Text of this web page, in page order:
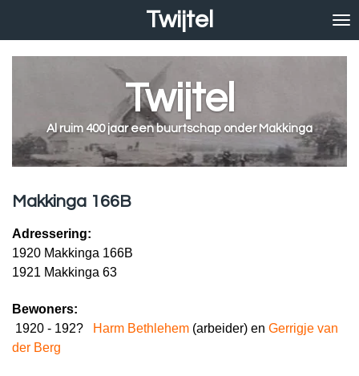
Twijtel
Twijtel
Al ruim 400 jaar een buurtschap onder Makkinga
Makkinga 166B
Adressering:
1920 Makkinga 166B
1921 Makkinga 63
Bewoners:
1920 - 192?
Harm Bethlehem (arbeider) en Gerrigje van
der Berg